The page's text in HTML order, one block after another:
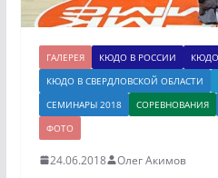
ГАЛЕРЕЯ КЮДО В РОССИИ
КЮДО
КЮДО В СВЕРДЛОВСКОЙ ОБЛАСТИ
СЕМИНАРЫ 2018
СОРЕВНОВАНИЯ
ФОТО
24.06.2018 Олег Акимов